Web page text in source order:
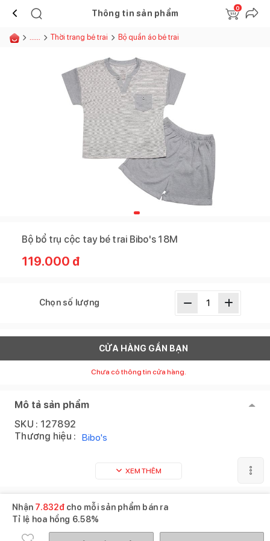
Thông tin sản phẩm
0
...... Thời trang bé trai Bộ quần áo bé trai
Bộ bổ trụ cộc tay bé trai Bibo's 18M
119.000 đ
Chọn số lượng
CỬA HÀNG GẦN BẠN
Chưa có thông tin cửa hàng.
Mô tả sản phẩm
SKU : 127892
Thương hiệu : Bibo's
XEM THÊM
Nhận 7.832đcho mỗi sản phẩm bán ra
Tỉ lệ hoa hồng 6.58%